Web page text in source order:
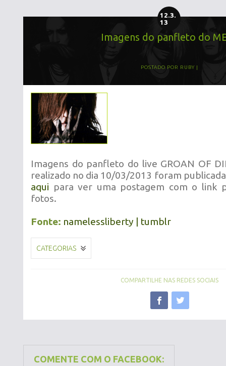
12.3.
13
Imagens do panfleto do
POSTADO POR RUBY
Imagens do panfleto do live GROAN OF
realizado no dia 10/03/2013 foram
aqui para ver uma postagem com o link
fotos.
Fonte: namelessliberty | tumblr
CATEGORIAS
COMPARTILHE NAS REDES SOCIAIS
COMENTE COM O FACEBOOK: